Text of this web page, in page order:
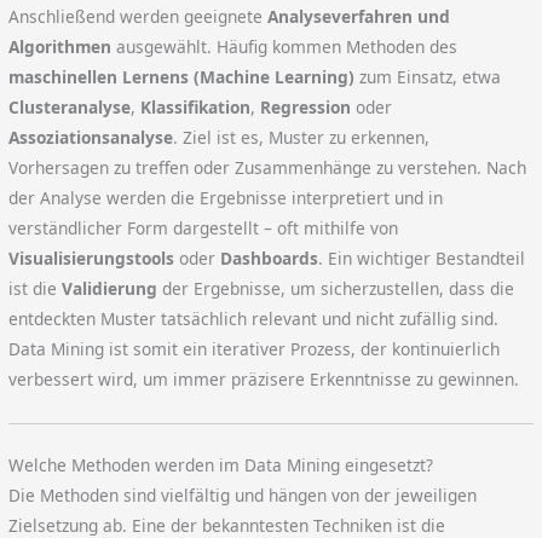
Anschließend werden geeigneteAnalyseverfahren und
Algorithmen ausgewählt. Häufig kommen Methoden des
maschinellen Lernens (Machine Learning) zum Einsatz, etwa
Clusteranalyse, Klassifikation, Regression oder
Assoziationsanalyse. Ziel ist es, Muster zu erkennen,
Vorhersagen zu treffen oder Zusammenhänge zu verstehen. Nach
der Analyse werden die Ergebnisse interpretiert und in
verständlicher Form dargestellt – oft mithilfe von
Visualisierungstools oder Dashboards. Ein wichtiger Bestandteil
ist dieValidierung der Ergebnisse, um sicherzustellen, dass die
entdeckten Muster tatsächlich relevant und nicht zufällig sind.
Data Mining ist somit ein iterativer Prozess, der kontinuierlich
verbessert wird, um immer präzisere Erkenntnisse zu gewinnen.
Welche Methoden werden im Data Mining eingesetzt?
Die Methoden sind vielfältig und hängen von der jeweiligen
Zielsetzung ab. Eine der bekanntesten Techniken ist die